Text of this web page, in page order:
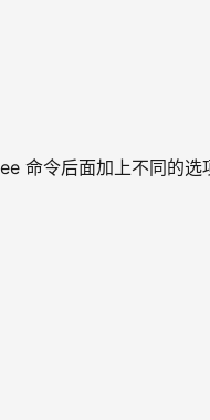
命令后面加上不同的